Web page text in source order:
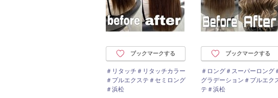
ブックマークする
＃リタッチ＃リタッチカラー
＃プルエクステ＃セミロング
＃浜松
ブックマークする
＃ロング＃スーパーロング
グラデーション＃プルエク
テ＃浜松